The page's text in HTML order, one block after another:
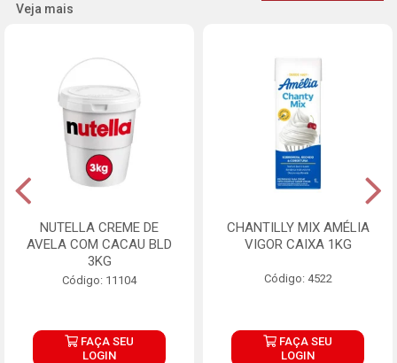
Veja mais
NUTELLA CREME DE
AVELA COM CACAU BLD
3KG
Código: 11104
FAÇA SEU
LOGIN
CHANTILLY MIX AMÉLIA
VIGOR CAIXA 1KG
Código: 4522
FAÇA SEU
LOGIN